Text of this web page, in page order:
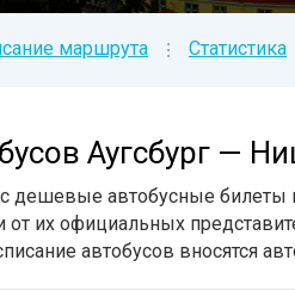
маршрута ⁝ Статистика
Аугсбург —
дешевые автобусные
их официальных
автобусов вносятся